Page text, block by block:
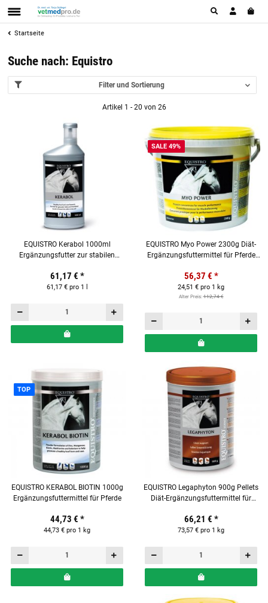
Startseite
Suche nach: Equistro
Filter und Sortierung
Artikel 1 - 20 von 26
EQUISTRO Kerabol 1000ml
Ergänzungsfutter zur stabilen
61,17 € *
61,17 € pro 1 l
SALE 49%
EQUISTRO Myo Power 2300g Diät-
Ergänzungsfuttermittel für Pferde
56,37 € *
24,51 € pro 1 kg
Alter Preis:112,74 €
TOP
EQUISTRO KERABOL BIOTIN 1000g
Ergänzungsfuttermittel für Pferde
44,73 € *
44,73 € pro 1 kg
EQUISTRO Legaphyton 900g Pellets
Diät-Ergänzungsfuttermittel für
66,21 € *
73,57 € pro 1 kg